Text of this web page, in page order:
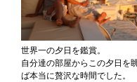
世界一の夕日を鑑賞。
自分達の部屋からこの夕日を
ば本当に贅沢な時間でした。